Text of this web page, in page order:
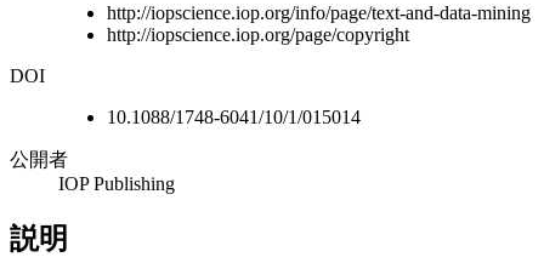
http://iopscience.iop.org/info/page/text-and-data-mining
http://iopscience.iop.org/page/copyright
DOI
10.1088/1748-6041/10/1/015014
公開者
IOP Publishing
説明